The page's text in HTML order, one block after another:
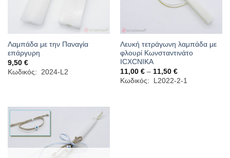
Λαμπάδα με την Παναγία
επάργυρη
9,50 €
Κωδικός: 2024-L2
Λευκή τετράγωνη λαμπάδα με
φλουρί Κωνσταντινάτο
ICXCNIKA
11,00 € – 11,50 €Price
range:
11,00 €
Κωδικός: L2022-2-1